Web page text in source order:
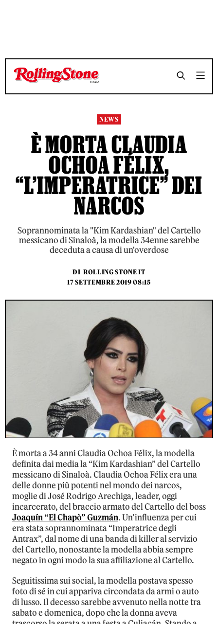
TEMPO DI LETTURA 3 MINUTI SHARE
TEMPO DI LETTURA 3 MINUTI SHARE
NEWS
È MORTA CLAUDIA
OCHOA FÉLIX,
“L’IMPERATRICE” DEI
NARCOS
Soprannominata la "Kim Kardashian" del Cartello
messicano di Sinaloà, la modella 34enne sarebbe
deceduta a causa di un'overdose
DI ROLLING STONE IT
17 SETTEMBRE 2019 08:15
È morta a 34 anni Claudia Ochoa Félix, la modella
definita dai media la “Kim Kardashian” del Cartello
messicano di Sinaloà. Claudia Ochoa Félix era una
delle donne più potenti nel mondo dei narcos,
moglie di José Rodrigo Arechiga, leader, oggi
incarcerato, del braccio armato del Cartello del boss
Joaquín “El Chapò” Guzmán. Un’influenza per cui
era stata soprannominata “Imperatrice degli
Antrax”, dal nome di una banda di killer al servizio
del Cartello, nonostante la modella abbia sempre
negato in ogni modo la sua affiliazione al Cartello.
Seguitissima sui social, la modella postava spesso
foto di sé in cui appariva circondata da armi o auto
di lusso. Il decesso sarebbe avvenuto nella notte tra
sabato e domenica, dopo che la donna aveva